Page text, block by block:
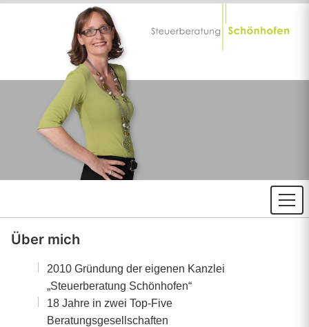
Über mich
2010 Gründung der eigenen Kanzlei
„Steuerberatung Schönhofen“
18 Jahre in zwei Top-Five
Beratungsgesellschaften